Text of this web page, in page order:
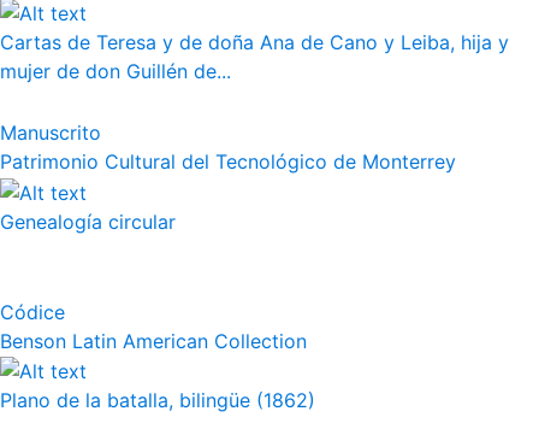
Cartas de Teresa y de doña Ana de Cano y Leiba, hija y
mujer de don Guillén de...
Manuscrito
Patrimonio Cultural del Tecnológico de Monterrey
Genealogía circular
Códice
Benson Latin American Collection
Plano de la batalla, bilingüe (1862)